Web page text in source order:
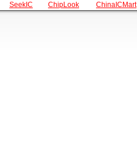
SeekIC
ChipLook ChinaICMart